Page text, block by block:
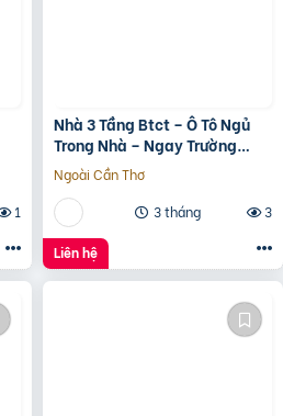
1
Nhà 3 Tầng Btct – Ô Tô Ngủ
Trong Nhà – Ngay Trường
Chinh
Ngoài Cần Thơ
3 tháng
3
Liên hệ